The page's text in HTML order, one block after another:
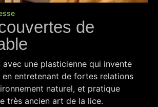
de
avec une plasticienne qui invente
en entretenant de fortes relations
naturel, et pratique
très ancien art de la lice.